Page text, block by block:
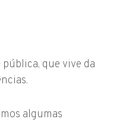
que vive da
algumas